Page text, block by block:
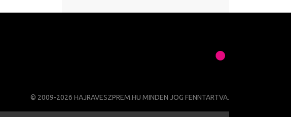
© 2009-2026 HAJRAVESZPREM.HU MINDEN JOG FENNTARTVA.